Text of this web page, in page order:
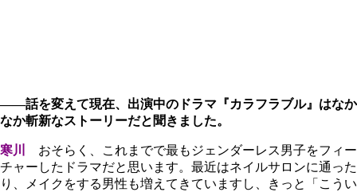
――話を変えて現在、出演中のドラマ『カラフラブル』はなか
なか斬新なストーリーだと聞きました。
寒川
おそらく、これまでで最もジェンダーレス男子をフィー
チャーしたドラマだと思います。最近はネイルサロンに通った
り、メイクをする男性も増えてきていますし、きっと「こうい